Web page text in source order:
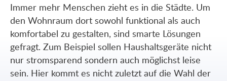
Immer mehr Menschen zieht es in die Städte. Um
den Wohnraum dort sowohl funktional als auch
komfortabel zu gestalten, sind smarte Lösungen
gefragt. Zum Beispiel sollen Haushaltsgeräte nicht
nur stromsparend sondern auch möglichst leise
sein. Hier kommt es nicht zuletzt auf die Wahl der